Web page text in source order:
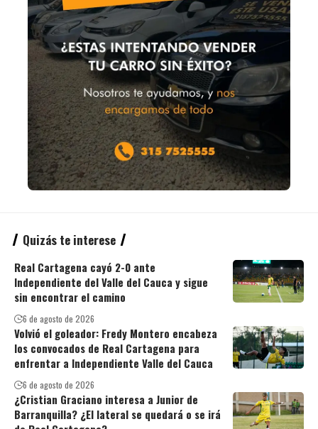
Quizás te interese
Real Cartagena cayó 2-0 ante
Independiente del Valle del Cauca y sigue
sin encontrar el camino
6 de agosto de 2026
Volvió el goleador: Fredy Montero encabeza
los convocados de Real Cartagena para
enfrentar a Independiente Valle del Cauca
6 de agosto de 2026
¿Cristian Graciano interesa a Junior de
Barranquilla? ¿El lateral se quedará o se irá